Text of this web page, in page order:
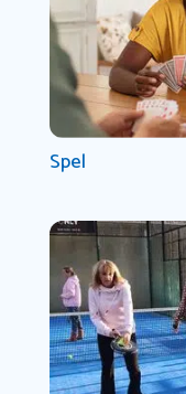
Spel